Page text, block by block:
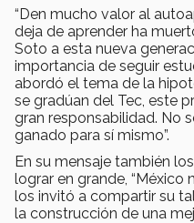
“Den mucho valor al
deja de aprender ha
Soto a esta nueva
importancia de seguir
abordó el tema de la
se gradúan del Tec, este
gran responsabilidad. No
ganado para sí mismo”.
En su mensaje también
lograr en grande, “México
los invitó a compartir su
la construcción de una